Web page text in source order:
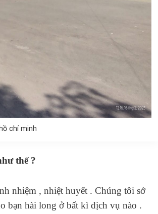
chí minh
thế ?
nhiệm , nhiệt huyết . Chúng tôi sở
bạn hài long ở bất kì dịch vụ nào .